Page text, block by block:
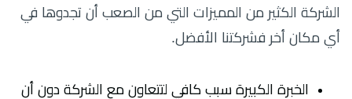
الشركة الكثير من المميزات التي من الصعب أن تجدوها في
أي مكان أخر فشركتنا الأفضل.
الخبرة الكبيرة سبب كافي لتتعاون مع الشركة دون أن